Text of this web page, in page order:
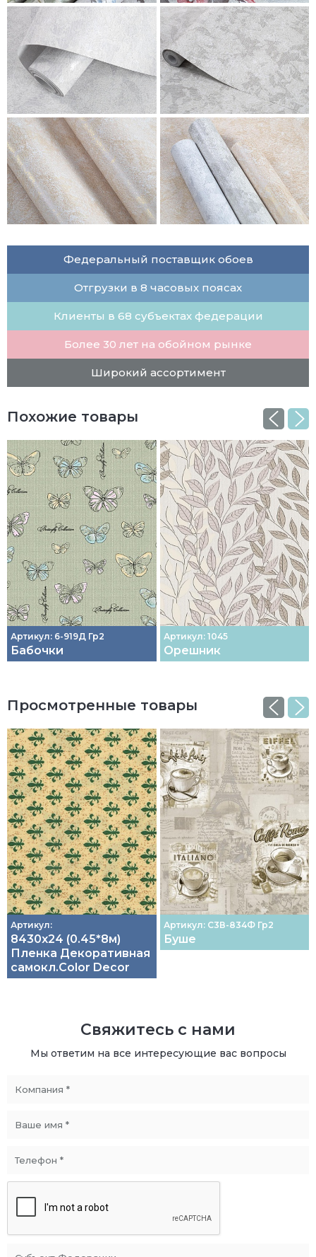
Федеральный поставщик обоев
Отгрузки в 8 часовых поясах
Клиенты в 68 субъектах федерации
Более 30 лет на обойном рынке
Широкий ассортимент
Похожие товары
Артикул: 6-919Д Гр2
Бабочки
Артикул: 1045
Орешник
Просмотренные товары
Артикул:
8430х24 (0.45*8м)
Пленка Декоративная
самокл.Color Decor
Артикул: С3В-834Ф Гр2
Буше
Свяжитесь с нами
Мы ответим на все интересующие вас вопросы